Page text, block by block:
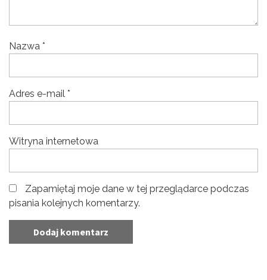
Nazwa *
Adres e-mail *
Witryna internetowa
Zapamiętaj moje dane w tej przeglądarce podczas
pisania kolejnych komentarzy.